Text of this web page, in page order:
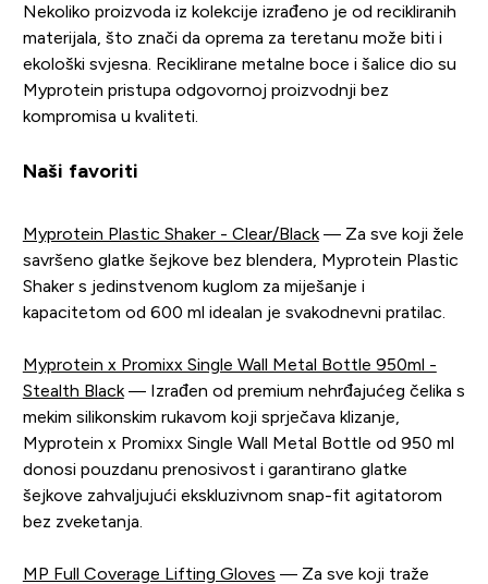
Nekoliko proizvoda iz kolekcije izrađeno je od recikliranih
materijala, što znači da oprema za teretanu može biti i
ekološki svjesna. Reciklirane metalne boce i šalice dio su
Myprotein pristupa odgovornoj proizvodnji bez
kompromisa u kvaliteti.
Naši favoriti
Myprotein Plastic Shaker - Clear/Black— Za sve koji žele
savršeno glatke šejkove bez blendera, Myprotein Plastic
Shaker s jedinstvenom kuglom za miješanje i
kapacitetom od 600 ml idealan je svakodnevni pratilac.
Myprotein x Promixx Single Wall Metal Bottle 950ml -
Stealth Black— Izrađen od premium nehrđajućeg čelika s
mekim silikonskim rukavom koji sprječava klizanje,
Myprotein x Promixx Single Wall Metal Bottle od 950 ml
donosi pouzdanu prenosivost i garantirano glatke
šejkove zahvaljujući ekskluzivnom snap-fit agitatorom
bez zveketanja.
MP Full Coverage Lifting Gloves — Za sve koji traže